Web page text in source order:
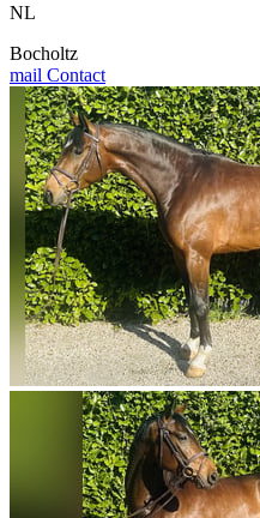
NL
Bocholtz
mail Contact